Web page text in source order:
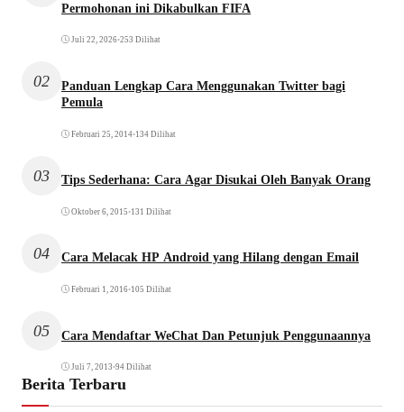
Permohonan ini Dikabulkan FIFA
Juli 22, 2026•253 Dilihat
02
Panduan Lengkap Cara Menggunakan Twitter bagi
Pemula
Februari 25, 2014•134 Dilihat
03 Tips Sederhana: Cara Agar Disukai Oleh Banyak Orang
Oktober 6, 2015 •131 Dilihat
04 Cara Melacak HP Android yang Hilang dengan Email
Februari 1, 2016•105 Dilihat
05 Cara Mendaftar WeChat Dan Petunjuk Penggunaannya
Juli 7, 2013 •94 Dilihat
Berita Terbaru